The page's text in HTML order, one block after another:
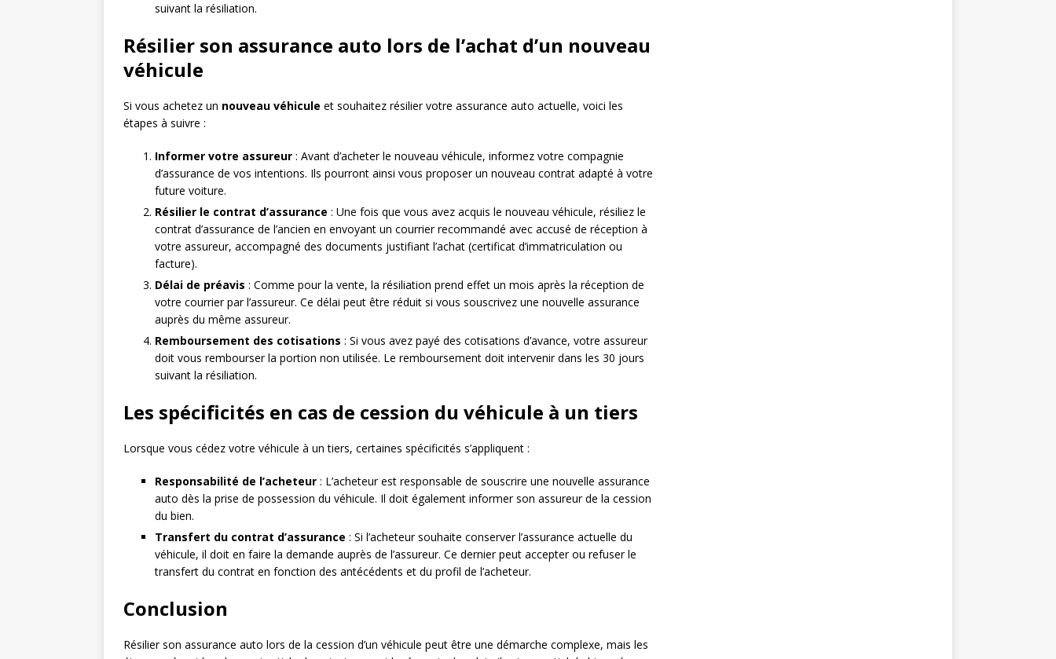
suivant la résiliation.
Résilier son assurance auto lors de l’achat d’un nouveau
véhicule
Si vous achetez un nouveau véhicule et souhaitez résilier votre assurance auto actuelle, voici les
étapes à suivre :
Informer votre assureur : Avant d’acheter le nouveau véhicule, informez votre compagnie
d’assurance de vos intentions. Ils pourront ainsi vous proposer un nouveau contrat adapté à votre
future voiture.
Résilier le contrat d’assurance : Une fois que vous avez acquis le nouveau véhicule, résiliez le
contrat d’assurance de l’ancien en envoyant un courrier recommandé avec accusé de réception à
votre assureur, accompagné des documents justifiant l’achat (certificat d’immatriculation ou
facture).
Délai de préavis : Comme pour la vente, la résiliation prend effet un mois après la réception de
votre courrier par l’assureur. Ce délai peut être réduit si vous souscrivez une nouvelle assurance
auprès du même assureur.
Remboursement des cotisations : Si vous avez payé des cotisations d’avance, votre assureur
doit vous rembourser la portion non utilisée. Le remboursement doit intervenir dans les 30 jours
suivant la résiliation.
Les spécificités en cas de cession du véhicule à un tiers
Lorsque vous cédez votre véhicule à un tiers, certaines spécificités s’appliquent :
Responsabilité de l’acheteur : L’acheteur est responsable de souscrire une nouvelle assurance
auto dès la prise de possession du véhicule. Il doit également informer son assureur de la cession
du bien.
Transfert du contrat d’assurance : Si l’acheteur souhaite conserver l’assurance actuelle du
véhicule, il doit en faire la demande auprès de l’assureur. Ce dernier peut accepter ou refuser le
transfert du contrat en fonction des antécédents et du profil de l’acheteur.
Conclusion
Résilier son assurance auto lors de la cession d’un véhicule peut être une démarche complexe, mais les